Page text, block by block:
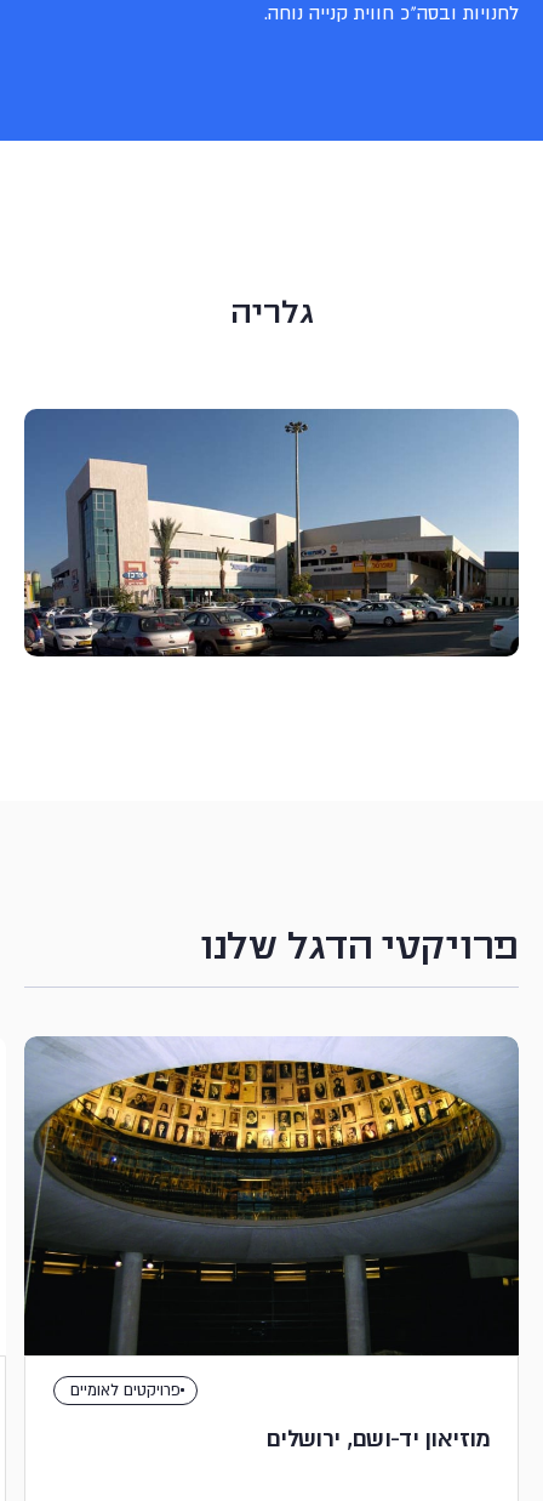
לחנויות ובסה"כ חווית קנייה נוחה.
גלריה
פרויקטי הדגל שלנו
פרויקטים לאומיים
מוזיאון יד-ושם, ירושלים